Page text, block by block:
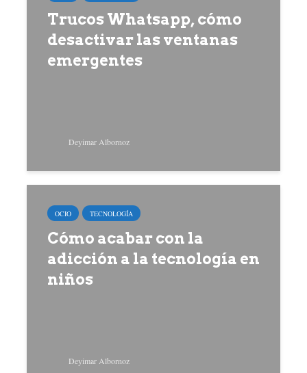
Trucos Whatsapp, cómo
desactivar las ventanas
emergentes
Deyimar Albornoz
OCIO TECNOLOGÍA
Cómo acabar con la
adicción a la tecnología en
niños
Deyimar Albornoz